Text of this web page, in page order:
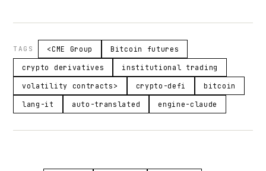
TAGS <CME Group Bitcoin futures
crypto derivatives institutional trading
volatility contracts> crypto-defi bitcoin
lang-it auto-translated engine-claude